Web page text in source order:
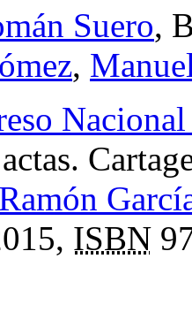
Suero,
,
ISBN